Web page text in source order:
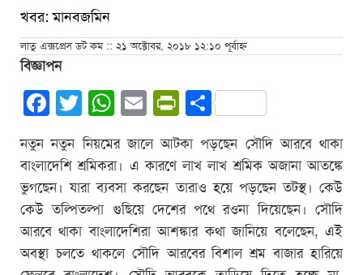
খবর: মানবজমিন
লাতু এক্সপ্রেস ডট কম :: ২১ অক্টোবর, ২০১৮ ১২:১০ পূর্বাহ্ন
বিজ্ঞাপন
Facebook
Twitter
WhatsApp
EmailPrintFriendly
Share
নতুন নতুন নিয়মের জালে আটকা পড়ছেন সৌদি আরবে থাকা
বাংলাদেশি শ্রমিকরা। এ কারণে লাখ লাখ শ্রমিক অজানা আতঙ্কে
ভুগছেন। যারা ব্যবসা করছেন তারাও হয়ে পড়ছেন তটস্থ। কেউ
কেউ তল্পিতল্পা গুছিয়ে দেশের পথে রওনা দিয়েছেন। সৌদি
আরবে থাকা বাংলাদেশিরা আশঙ্কার কথা জানিয়ে বলেছেন, এই
অবস্থা চলতে থাকলে সৌদি আরবের বিশাল শ্রম বাজার হারিয়ে